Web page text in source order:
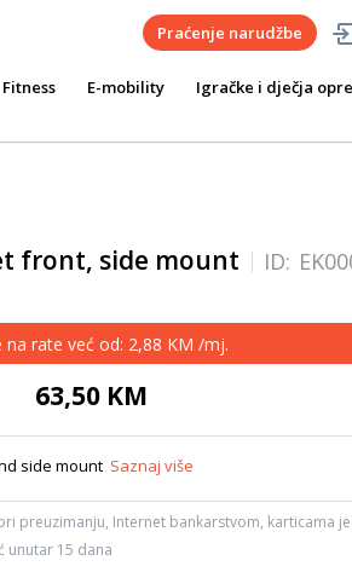
Praćenje narudžbe
Fitness E-mobility Igračke i dječja
front, side mount ID:
na rate već od: 2,88 KM /mj.
63,50 KM
side mount Saznaj više
preuzimanju, Internet bankarstvom, karticama
unutar 15 dana